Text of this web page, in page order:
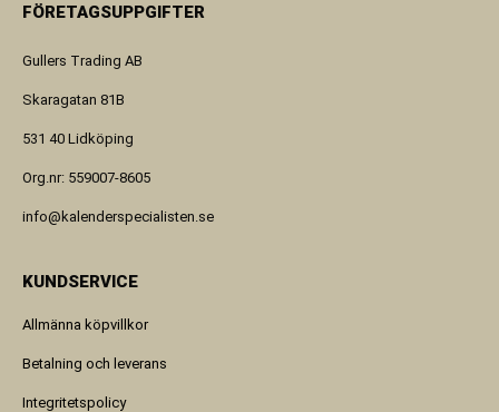
FÖRETAGSUPPGIFTER
Gullers Trading AB
Skaragatan 81B
531 40 Lidköping
Org.nr: 559007-8605
info@kalenderspecialisten.se
KUNDSERVICE
Allmänna köpvillkor
Betalning och leverans
Integritetspolicy